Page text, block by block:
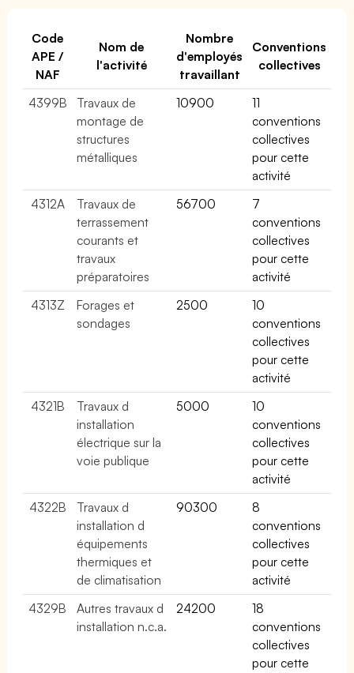
Code
APE /
NAF
Nom de
l'activité
Nombre
d'employés
travaillant
Conventions
collectives
4399B
Travaux de
montage de
structures
métalliques
10900
11
conventions
collectives
pour cette
activité
4312A
Travaux de
terrassement
courants et
travaux
préparatoires
56700
7
conventions
collectives
pour cette
activité
4313Z
Forages et
sondages
2500
10
conventions
collectives
pour cette
activité
4321B
Travaux d
installation
électrique sur la
voie publique
5000
10
conventions
collectives
pour cette
activité
4322B
Travaux d
installation d
équipements
thermiques et
de climatisation
90300
8
conventions
collectives
pour cette
activité
4329B
Autres travaux d
installation n.c.a.
24200
18
conventions
collectives
pour cette